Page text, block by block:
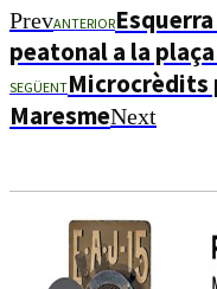
PrevANTERIOR
peatonal a la
SEGÜENTMicrocrèdits
MaresmeNext